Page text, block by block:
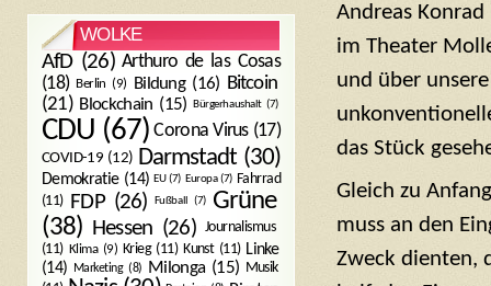
Andreas
im Theater
und über
das Stück
Gleich zu
muss an den
Zweck dienten,
WOLKE
AfD(26) Arthuro de las Cosas
(18) Berlin (9) Bildung(16) Bitcoin
(21) Blockchain (15) Bürgerhaushalt (7)
CDU (67) Corona Virus(17)
COVID-19 (12) Darmstadt (30)
Demokratie(14) EU(7) Europa(7) Fahrrad
(11)
FDP(26) Fußball (7)
Grüne
(38) Hessen (26) Journalismus
(11) Klima(9) Krieg(11) Kunst(11) Linke
(14) Marketing(8) Milonga(15) Musik